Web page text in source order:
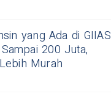
yang Ada di GIIAS
200 Juta,
Murah